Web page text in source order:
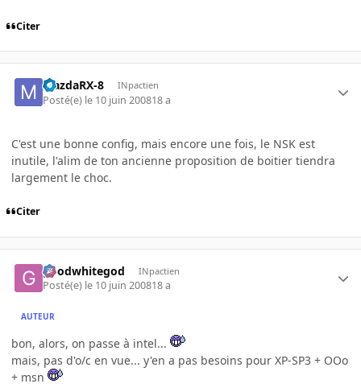
Citer
MazdaRX-8 INpactien
Posté(e) le 10 juin 200818 a
C'est une bonne config, mais encore une fois, le NSK est
inutile, l'alim de ton ancienne proposition de boitier tiendra
largement le choc.
Citer
goodwhitegod INpactien
Posté(e) le 10 juin 200818 a
AUTEUR
bon, alors, on passe à intel...
mais, pas d'o/c en vue... y'en a pas besoins pour XP-SP3 + OOo
+ msn